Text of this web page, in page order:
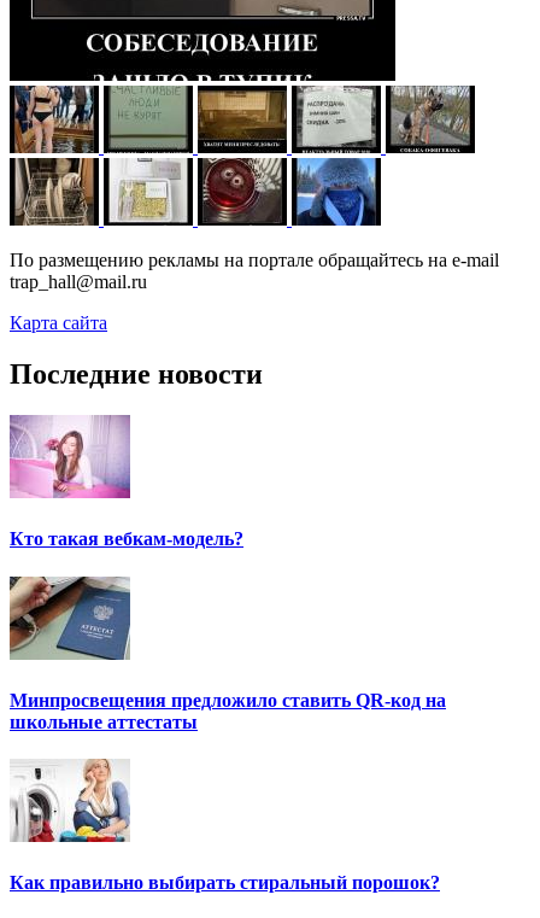
По размещению рекламы на портале обращайтесь на e-mail
trap_hall@mail.ru
Карта сайта
Последние новости
Кто такая вебкам-модель?
Минпросвещения предложило ставить QR-код на
школьные аттестаты
Как правильно выбирать стиральный порошок?